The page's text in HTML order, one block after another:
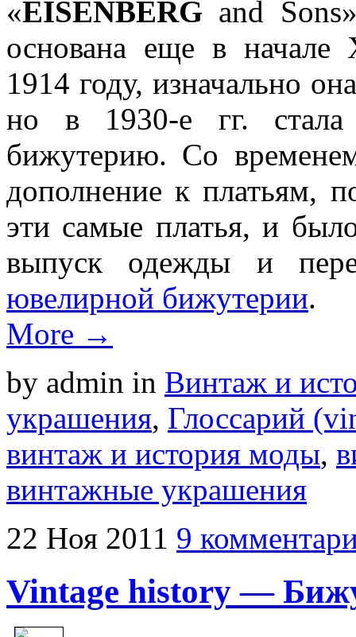
«EISENBERG and
основана еще в начале
1914 году, изначально
но в 1930-е гг. стала
бижутерию. Со
дополнение к платьям,
эти самые платья, и
выпуск одежды и
ювелирной бижутерии.
More →
by admin in Винтаж и
украшения, Глоссарий
винтаж и история моды,
винтажные украшения
22 Ноя 2011 9
Vintage history —